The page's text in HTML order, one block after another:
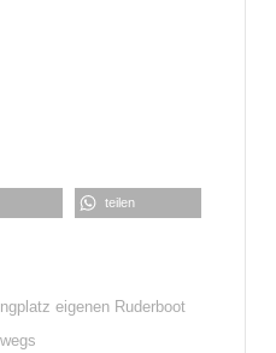
teilen
eigenen Ruderboot